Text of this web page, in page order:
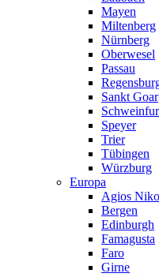
Mayen
Miltenberg
Nürnberg
Oberwesel
Passau
Sankt Goar
Speyer
Trier
Tübingen
Würzburg
Europa
Agios
Bergen
Edinburgh
Famagusta
Faro
Girne